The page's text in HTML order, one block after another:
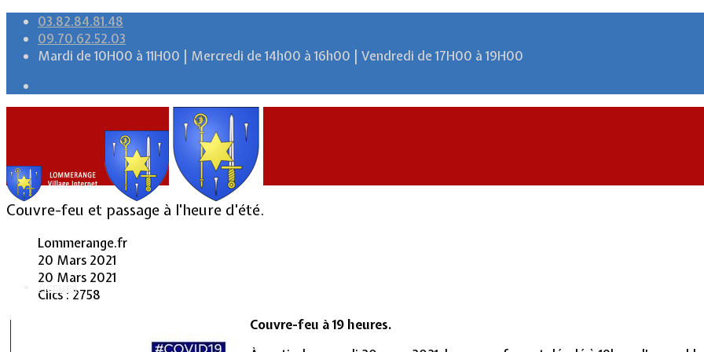
03.82.84.81.48
09.70.62.52.03
Mardi de 10H00 à 11H00 | Mercredi de 14h00 à 16h00 | Vendredi de 17H00 à 19H00
Accueil
Couvre-feu et passage à l'heure d'été.
Lommerange.fr
20 Mars 2021
20 Mars 2021
Clics : 2758
Couvre-feu à 19 heures.